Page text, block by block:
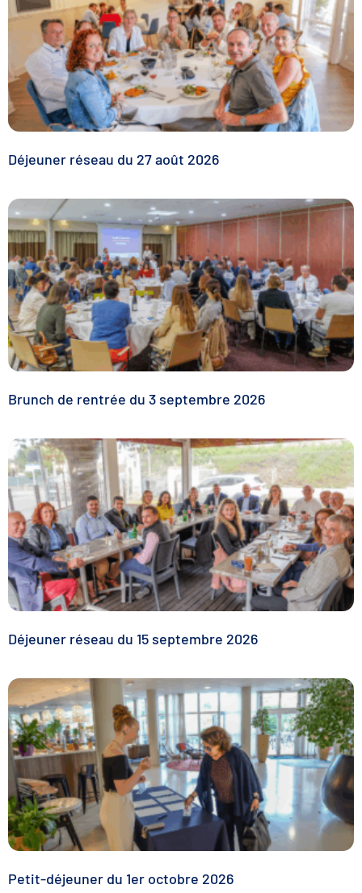
Déjeuner réseau du 27 août 2026
Brunch de rentrée du 3 septembre 2026
Déjeuner réseau du 15 septembre 2026
Petit-déjeuner du 1er octobre 2026